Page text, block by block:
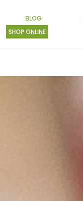
BLOG
SHOP ONLINE